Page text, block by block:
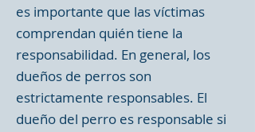
es importante que las víctimas
comprendan quién tiene la
responsabilidad. En general, los
dueños de perros son
estrictamente responsables. El
dueño del perro es responsable si